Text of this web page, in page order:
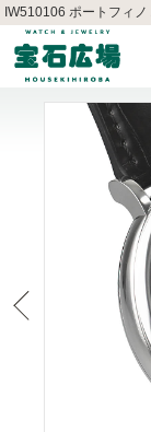
IW510106 ポートフィ